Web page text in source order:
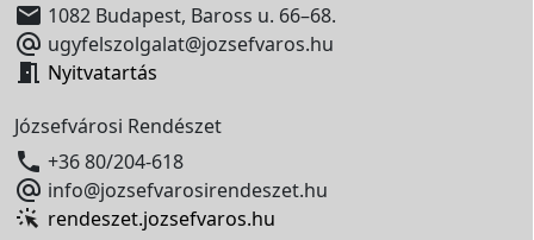
 1082 Budapest, Baross u. 66–68.
 ugyfelszolgalat@jozsefvaros.hu
 Nyitvatartás
Józsefvárosi Rendészet
 +36 80/204-618
 info@jozsefvarosirendeszet.hu
rendeszet.jozsefvaros.hu